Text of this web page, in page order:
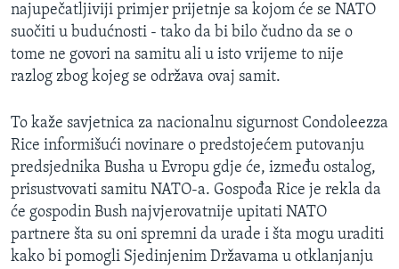
MAGAZIN
O GLASU AMERIKE
Learning English
PRATITE NAS
Jezici
najupečatljiviji primjer prijetnje sa kojom će se NATO
suočiti u budućnosti - tako da bi bilo čudno da se o
tome ne govori na samitu ali u isto vrijeme to nije
razlog zbog kojeg se održava ovaj samit.
To kaže savjetnica za nacionalnu sigurnost Condoleezza
Rice informišući novinare o predstojećem putovanju
predsjednika Busha u Evropu gdje će, između ostalog,
prisustvovati samitu NATO-a. Gospođa Rice je rekla da
će gospodin Bush najvjerovatnije upitati NATO
partnere šta su oni spremni da urade i šta mogu uraditi
kako bi pomogli Sjedinjenim Državama u otklanjanju